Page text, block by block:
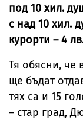
под 10 хил.
с над 10 хил.
курорти – 4
Тя обясни, че
ще бъдат
тях са и 15
– стар град,